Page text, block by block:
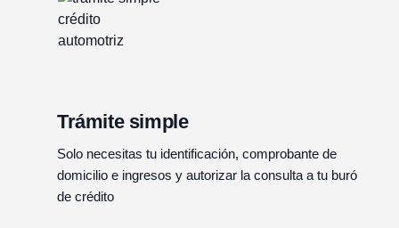
Trámite simple
Solo necesitas tu identificación, comprobante de
domicilio e ingresos y autorizar la consulta a tu buró
de crédito